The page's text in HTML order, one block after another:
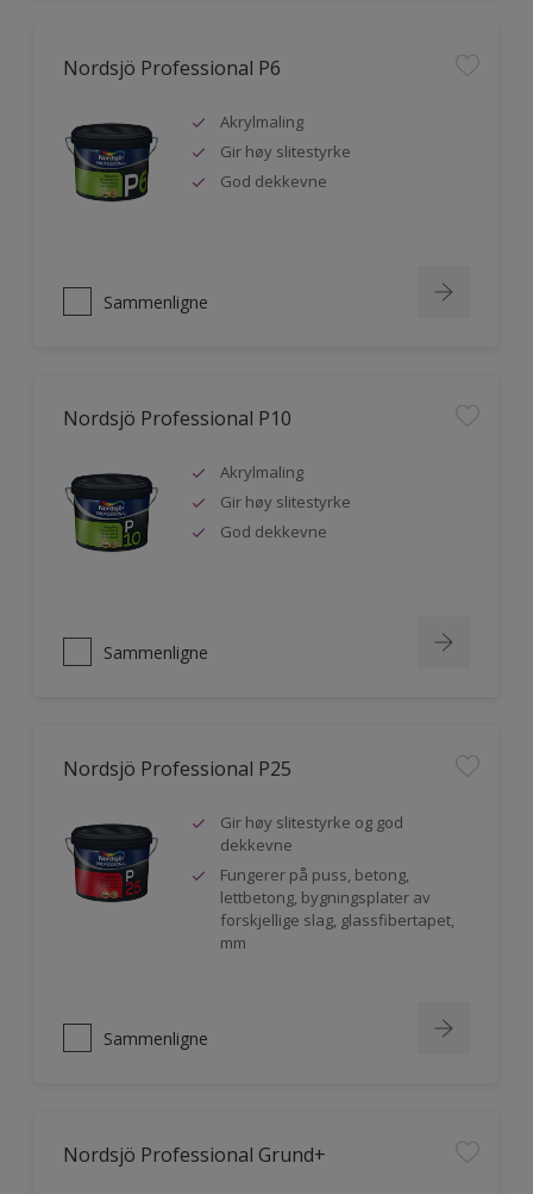
Nordsjö Professional P6
Akrylmaling
Gir høy slitestyrke
God dekkevne
Sammenligne
Nordsjö Professional P10
Akrylmaling
Gir høy slitestyrke
God dekkevne
Sammenligne
Nordsjö Professional P25
Gir høy slitestyrke og god
dekkevne
Fungerer på puss, betong,
lettbetong, bygningsplater av
forskjellige slag, glassfibertapet,
mm
Sammenligne
Nordsjö Professional Grund+